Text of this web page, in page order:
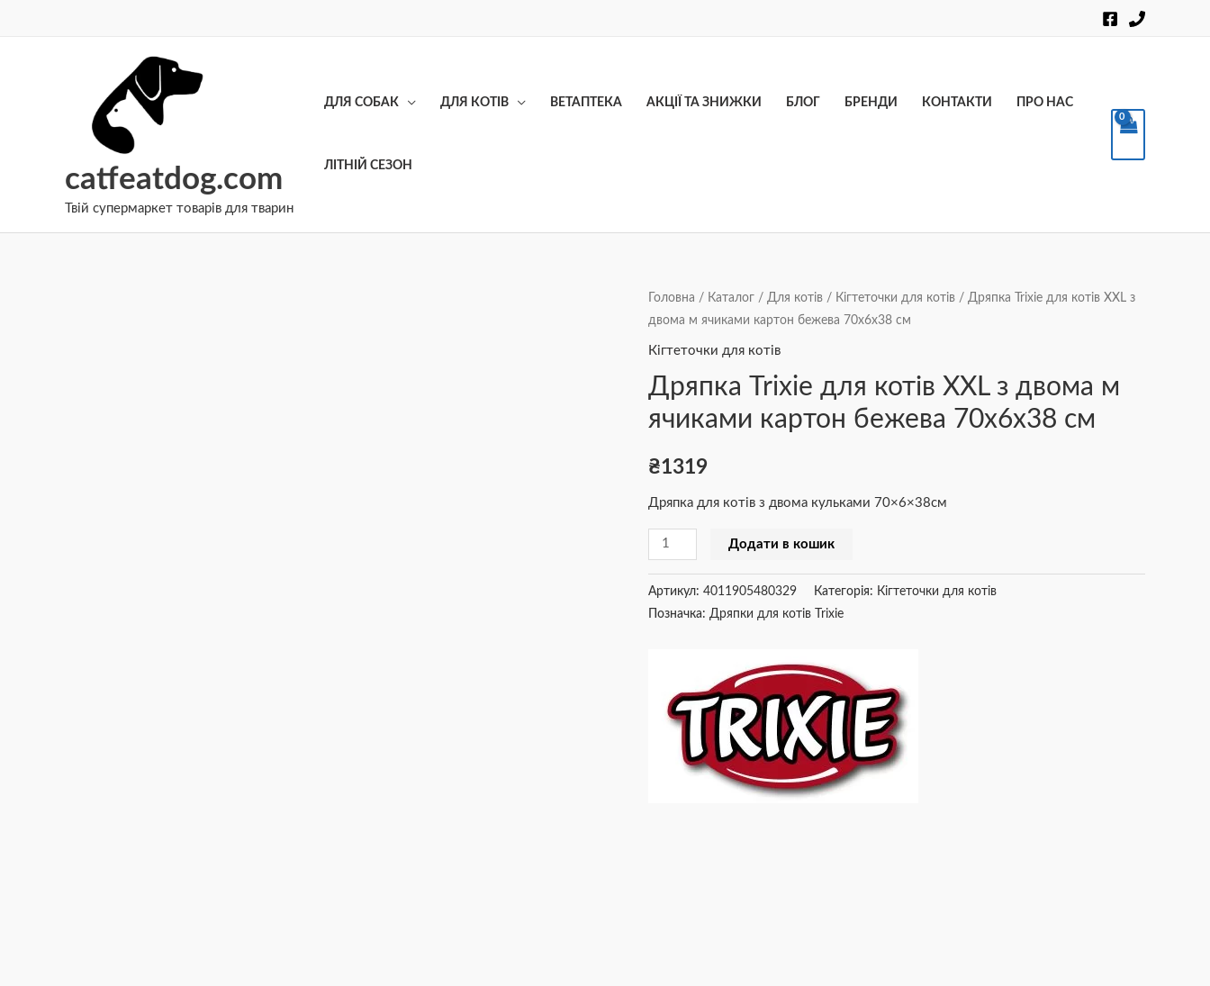
catfeatdog.com
Твій супермаркет товарів для тварин
ДЛЯ СОБАК ДЛЯ КОТІВ ВЕТАПТЕКА АКЦІЇ ТА ЗНИЖКИ БЛОГ БРЕНДИ КОНТАКТИ ПРО НАС
ЛІТНІЙ СЕЗОН
Головна / Каталог / Для котів / Кігтеточки для котів / Дряпка Trixie для котів XXL з
двома м ячиками картон бежева 70х6х38 см
Кігтеточки для котів
Дряпка Trixie для котів XXL з двома м
ячиками картон бежева 70х6х38 см
₴1319
Дряпка для котів з двома кульками 70×6×38см
Дряпка
Trixie
для
XXL
з
м
бежева
см
кількість
Додати в кошик
Артикул: 4011905480329 Категорія: Кігтеточки для котів
Позначка: Дряпки для котів Trixie